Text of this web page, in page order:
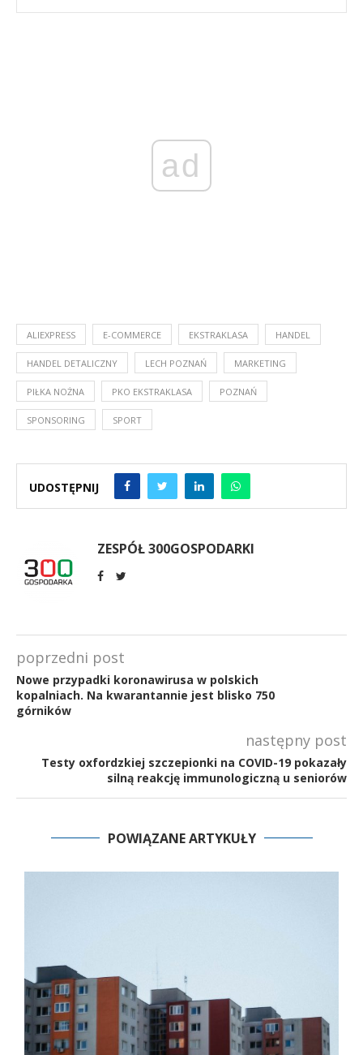
ad
ALIEXPRESS E-COMMERCE EKSTRAKLASA HANDEL
HANDEL DETALICZNY LECH POZNAŃ MARKETING
PIŁKA NOŻNA PKO EKSTRAKLASA POZNAŃ
SPONSORING SPORT
UDOSTĘPNIJ
ZESPÓŁ 300GOSPODARKI
poprzedni post
Nowe przypadki koronawirusa w polskich
kopalniach. Na kwarantannie jest blisko 750
górników
następny post
Testy oxfordzkiej szczepionki na COVID-19 pokazały
silną reakcję immunologiczną u seniorów
POWIĄZANE ARTYKUŁY